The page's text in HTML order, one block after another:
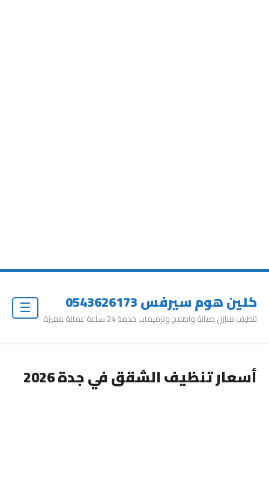
كلين هوم سيرفس 0543626173
تنظيف منازل صيانة واصلاح وترميمات خدمة 24 ساعة عمالة مميزة
أسعار تنظيف الشقق في جدة 2026